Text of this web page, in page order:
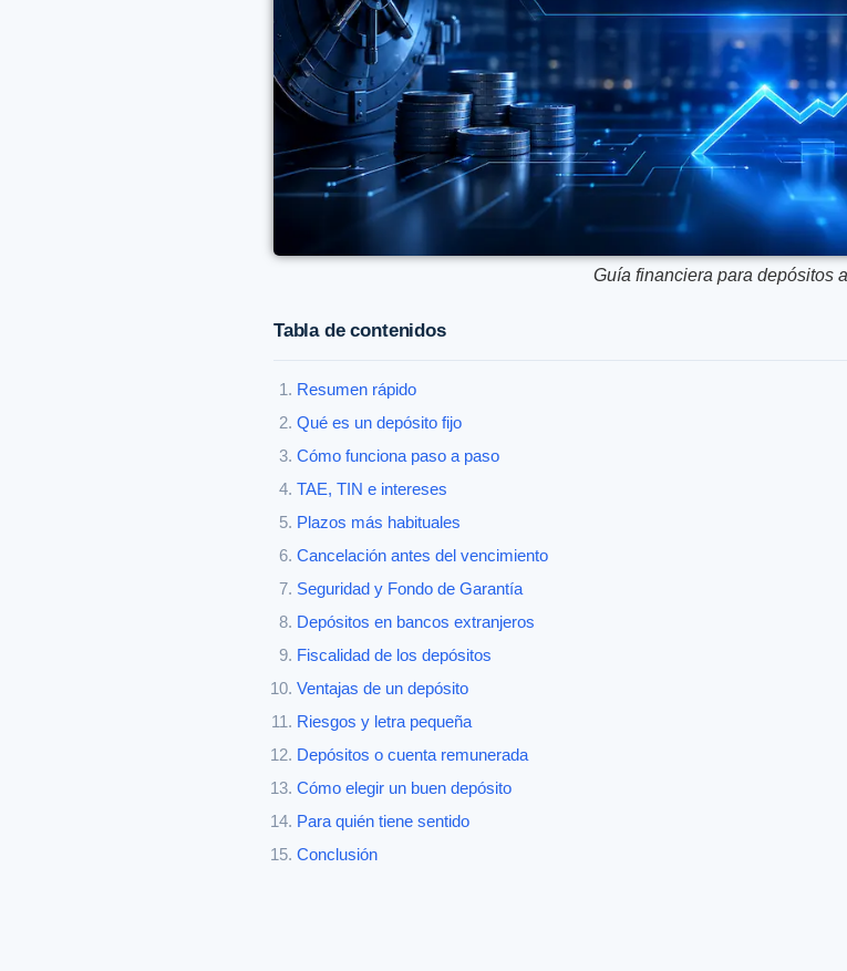
Guía financiera para depósitos
Tabla de contenidos
Resumen rápido
Qué es un depósito fijo
Cómo funciona paso a paso
TAE, TIN e intereses
Plazos más habituales
Cancelación antes del vencimiento
Seguridad y Fondo de Garantía
Depósitos en bancos extranjeros
Fiscalidad de los depósitos
Ventajas de un depósito
Riesgos y letra pequeña
Depósitos o cuenta remunerada
Cómo elegir un buen depósito
Para quién tiene sentido
Conclusión